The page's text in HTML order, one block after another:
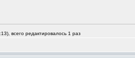
всего редактировалось 1 раз